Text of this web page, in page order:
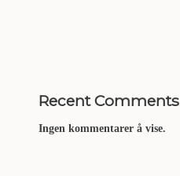
Recent Comments
Ingen kommentarer å vise.